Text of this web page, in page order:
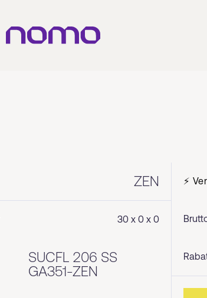
ZEN
30 x 0 x 0
SUCFL 206 SS
GA351-ZEN
⚡